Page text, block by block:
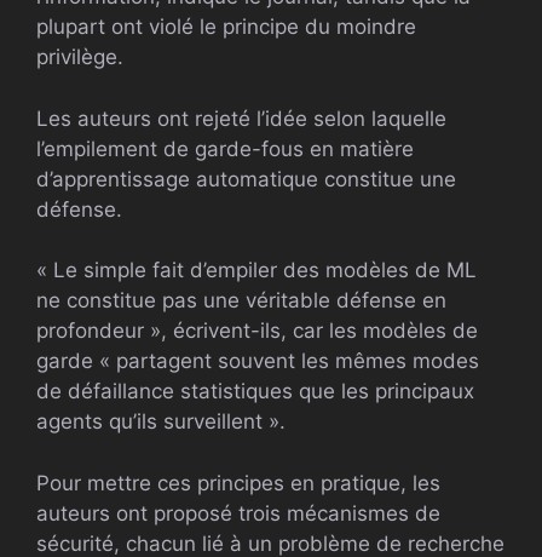
plupart ont violé le principe du moindre
privilège.
Les auteurs ont rejeté l’idée selon laquelle
l’empilement de garde-fous en matière
d’apprentissage automatique constitue une
défense.
« Le simple fait d’empiler des modèles de ML
ne constitue pas une véritable défense en
profondeur », écrivent-ils, car les modèles de
garde « partagent souvent les mêmes modes
de défaillance statistiques que les principaux
agents qu’ils surveillent ».
Pour mettre ces principes en pratique, les
auteurs ont proposé trois mécanismes de
sécurité, chacun lié à un problème de recherche